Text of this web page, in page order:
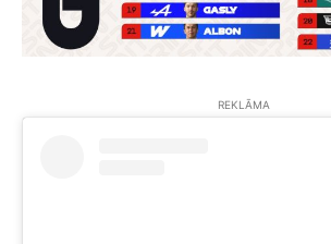
REKLĀMA